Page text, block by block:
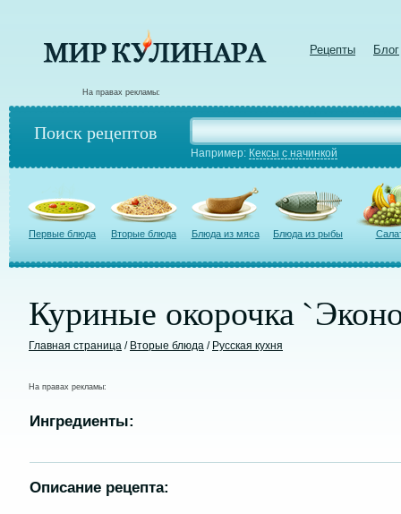
Рецепты Блог
На правах рекламы:
Поиск рецептов
Например: Кексы с начинкой
Первые блюда Вторые блюда Блюда из мяса Блюда из рыбы
Куриные окорочка
Главная страница / Вторые блюда / Русская кухня
На правах рекламы:
Ингредиенты:
Описание рецепта: